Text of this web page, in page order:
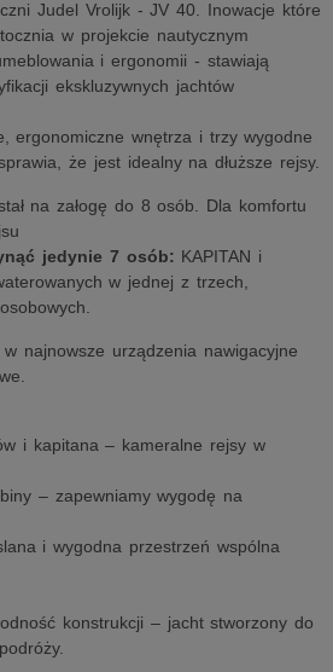
Judel Vrolijk - JV 40. Inowacje które
w projekcie nautycznym
i ergonomii - stawiają
ekskluzywnych jachtów
ergonomiczne wnętrza i trzy wygodne
że jest idealny na dłuższe rejsy.
na załogę do 8 osób. Dla komfortu
jedynie 7 osób: KAPITAN i
w jednej z trzech,
najnowsze urządzenia nawigacyjne
i kapitana – kameralne rejsy w
– zapewniamy wygodę na
i wygodna przestrzeń wspólna
konstrukcji – jacht stworzony do